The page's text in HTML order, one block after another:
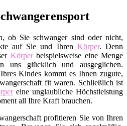
ob Sie schwanger sind oder nicht,
auf Sie und Ihren Körper. Denn
Körperbeispielsweise eine Menge
uns glücklich und ausgeglichen.
Kindes kommt es Ihnen zugute,
fit waren. Schließlich ist
eine unglaubliche Höchstleistung
all Ihre Kraft brauchen.
profitieren Sie von Ihren